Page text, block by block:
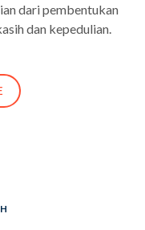
dari pembentukan
dan kepedulian.